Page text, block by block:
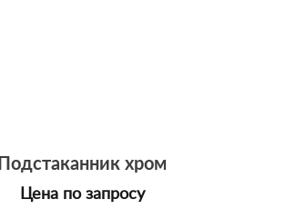
Подстаканник хром
Цена по запросу